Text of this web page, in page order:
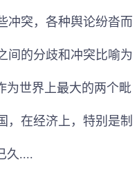
冲突，各种舆论纷沓而
间的分歧和冲突比喻为
为世界上最大的两个毗
，在经济上，特别是制
久....